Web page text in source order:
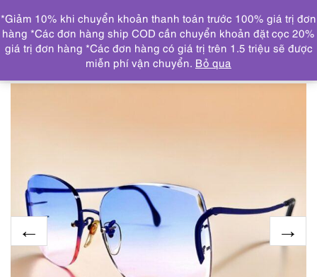
DANH MỤC
Trang chủ KÍNH MẮT
5659-Kính mát nữ-Khá mới/Chưa
sử dụng-ZEISS F6715 2400 rimless sunglasses
*Giảm 10% khi chuyển khoản thanh toán trước 100% giá trị đơn
hàng *Các đơn hàng ship COD cần chuyển khoản đặt cọc 20%
giá trị đơn hàng *Các đơn hàng có giá trị trên 1.5 triệu sẽ được
miễn phí vận chuyển. Bỏ qua